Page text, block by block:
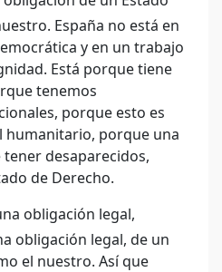
España no está en
y en un trabajo
Está porque tiene
tenemos
porque esto es
humanitario, porque una
desaparecidos,
de Derecho.
obligación legal,
obligación legal, de un
el nuestro. Así que